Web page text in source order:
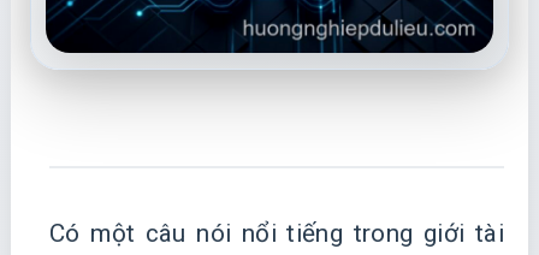
Có một câu nói nổi tiếng trong giới tài